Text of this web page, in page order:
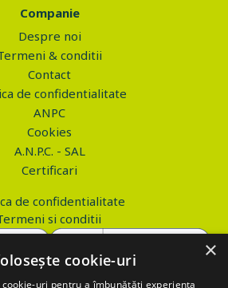
Companie
Despre noi
& conditii
Contact
de confidentialitate
ANPC
Cookies
A.N.P.C. - SAL
Certificari
de confidentialitate
si conditii
×
cookie-uri
uri pentru a îmbunătăți experiența